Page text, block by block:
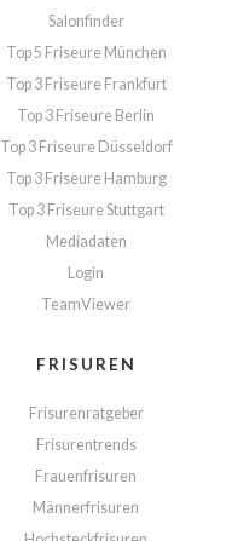
Salonfinder
Top 5 Friseure München
Top 3 Friseure Frankfurt
Top 3 Friseure Berlin
Top 3 Friseure Düsseldorf
Top 3 Friseure Hamburg
Top 3 Friseure Stuttgart
Mediadaten
Login
TeamViewer
FRISUREN
Frisurenratgeber
Frisurentrends
Frauenfrisuren
Männerfrisuren